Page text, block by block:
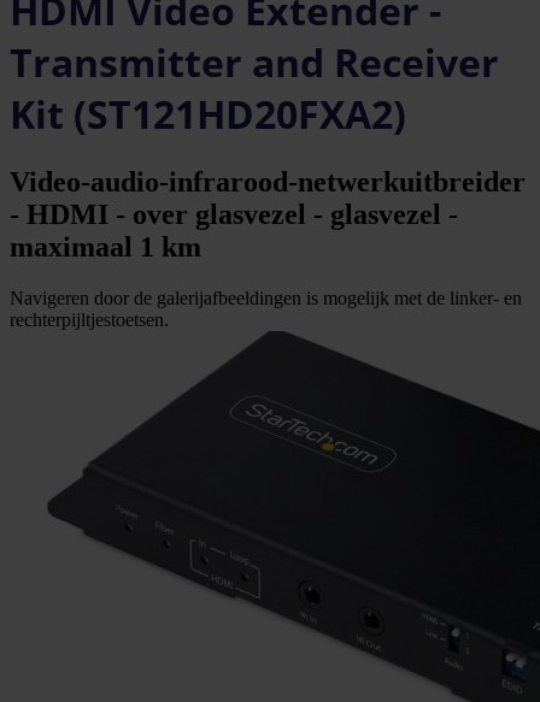
HDMI Video Extender -
Transmitter and Receiver
Kit (ST121HD20FXA2)
Video-audio-infrarood-netwerkuitbreider
- HDMI - over glasvezel - glasvezel -
maximaal 1 km
Navigeren door de galerijafbeeldingen is mogelijk met de linker- en
rechterpijltjestoetsen.